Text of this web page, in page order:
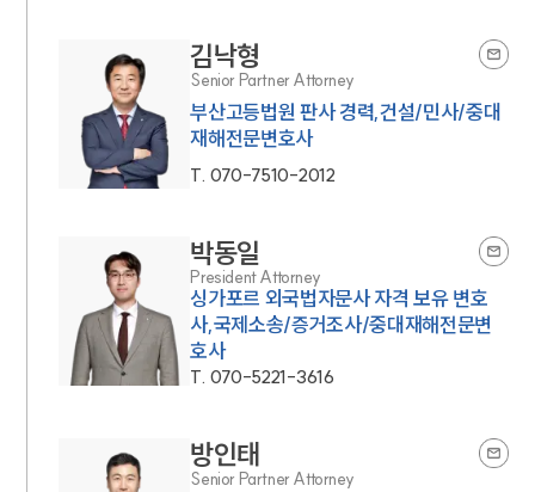
김낙형
Senior Partner Attorney
부산고등법원 판사 경력,건설/민사/중대
재해전문변호사
T. 070-7510-2012
박동일
President Attorney
싱가포르 외국법자문사 자격 보유 변호
사,국제소송/증거조사/중대재해전문변
호사
T. 070-5221-3616
방인태
Senior Partner Attorney